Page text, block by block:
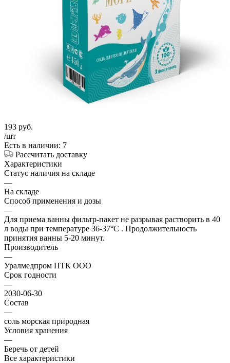
193 руб.
/шт
Есть в наличии: 7
Рассчитать доставку
Характеристики
Статус наличия на складе
—
На складе
Способ применения и дозы
—
Для приема ванны фильтр-пакет не разрывая растворить в 40
л воды при температуре 36-37°С . Продолжительность
принятия ванны 5-20 минут.
Производитель
—
Уралмедпром ПТК ООО
Срок годности
—
2030-06-30
Состав
—
соль морская природная
Условия хранения
—
Беречь от детей
Все характеристики